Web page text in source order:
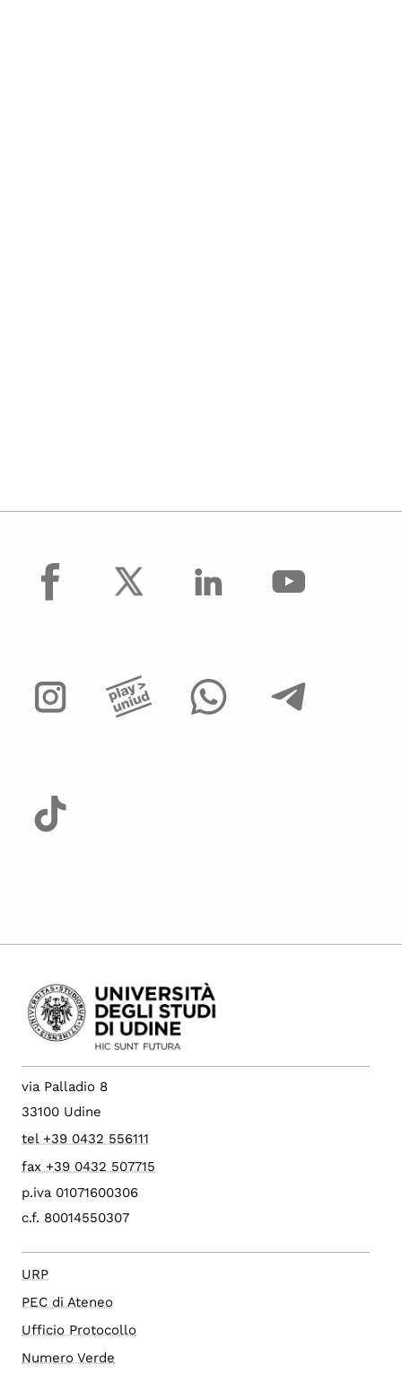
facebook
via Palladio 8
33100 Udine
tel +39 0432 556111
fax +39 0432 507715
p.iva 01071600306
c.f. 80014550307
URP
PEC di Ateneo
Ufficio Protocollo
Numero Verde